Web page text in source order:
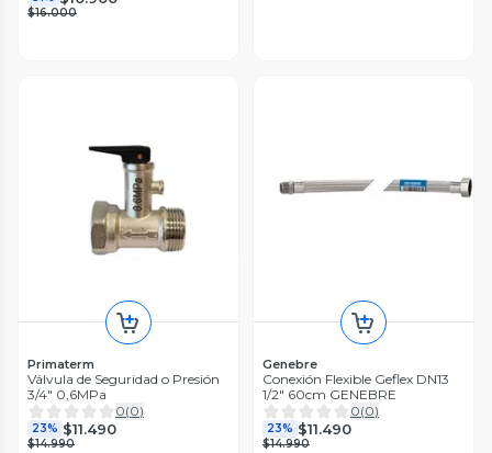
$16.000
Primaterm
Válvula de Seguridad o Presión
3/4" 0,6MPa
0(0)
23% $11.490
$14.990
Genebre
Conexión Flexible Geflex DN13
1/2" 60cm GENEBRE
0(0)
23% $11.490
$14.990